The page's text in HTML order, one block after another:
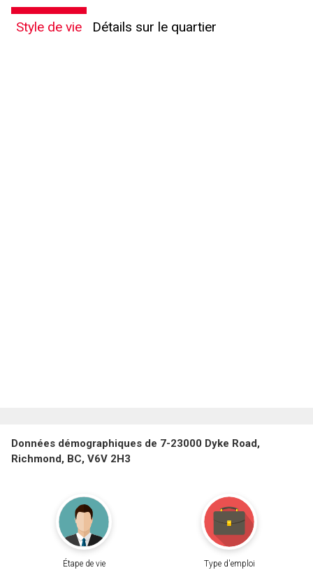
Style de vie Détails sur le quartier
Données démographiques de 7-23000 Dyke Road,
Richmond, BC, V6V 2H3
Étape de vie Type d'emploi